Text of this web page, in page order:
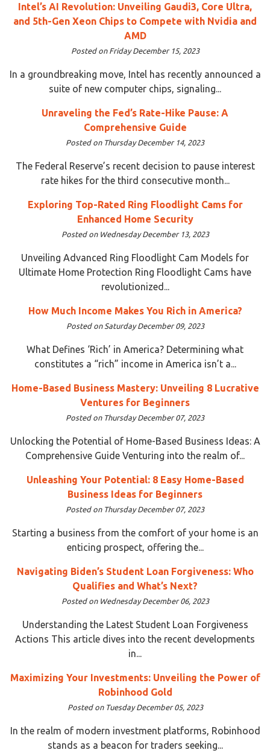
Intel’s AI Revolution: Unveiling Gaudi3, Core Ultra,
and 5th-Gen Xeon Chips to Compete with Nvidia and
AMD
Posted on Friday December 15, 2023
In a groundbreaking move, Intel has recently announced a
suite of new computer chips, signaling...
Unraveling the Fed’s Rate-Hike Pause: A
Comprehensive Guide
Posted on Thursday December 14, 2023
The Federal Reserve’s recent decision to pause interest
rate hikes for the third consecutive month...
Exploring Top-Rated Ring Floodlight Cams for
Enhanced Home Security
Posted on Wednesday December 13, 2023
Unveiling Advanced Ring Floodlight Cam Models for
Ultimate Home Protection Ring Floodlight Cams have
revolutionized...
How Much Income Makes You Rich in America?
Posted on Saturday December 09, 2023
What Defines ‘Rich’ in America? Determining what
constitutes a “rich” income in America isn’t a...
Home-Based Business Mastery: Unveiling 8 Lucrative
Ventures for Beginners
Posted on Thursday December 07, 2023
Unlocking the Potential of Home-Based Business Ideas: A
Comprehensive Guide Venturing into the realm of...
Unleashing Your Potential: 8 Easy Home-Based
Business Ideas for Beginners
Posted on Thursday December 07, 2023
Starting a business from the comfort of your home is an
enticing prospect, offering the...
Navigating Biden’s Student Loan Forgiveness: Who
Qualifies and What’s Next?
Posted on Wednesday December 06, 2023
Understanding the Latest Student Loan Forgiveness
Actions This article dives into the recent developments
in...
Maximizing Your Investments: Unveiling the Power of
Robinhood Gold
Posted on Tuesday December 05, 2023
In the realm of modern investment platforms, Robinhood
stands as a beacon for traders seeking...